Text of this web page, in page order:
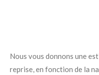
Nous vous donnons une
reprise, en fonction de la